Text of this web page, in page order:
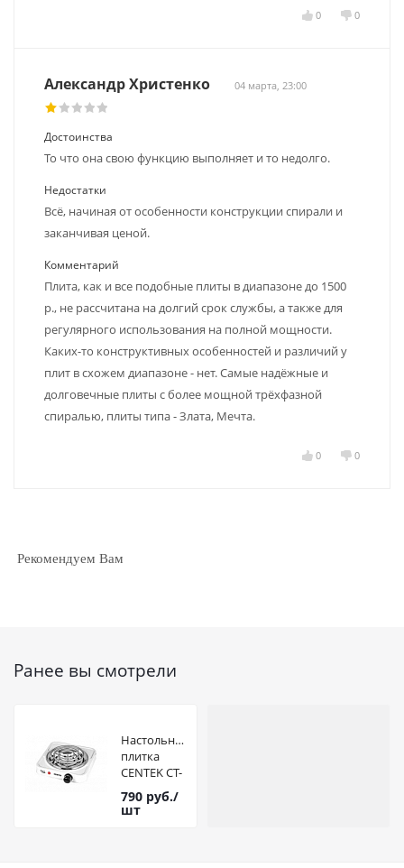
0 0
Александр Христенко 04 марта, 23:00
Достоинства
То что она свою функцию выполняет и то недолго.
Недостатки
Всё, начиная от особенности конструкции спирали и
заканчивая ценой.
Комментарий
Плита, как и все подобные плиты в диапазоне до 1500
р., не рассчитана на долгий срок службы, а также для
регулярного использования на полной мощности.
Каких-то конструктивных особенностей и различий у
плит в схожем диапазоне - нет. Самые надёжные и
долговечные плиты с более мощной трёхфазной
спиралью, плиты типа - Злата, Мечта.
0 0
Рекомендуем Вам
Ранее вы смотрели
Настольная
плитка
CENTEK CT-
1508
(белая)
790 руб./
шт